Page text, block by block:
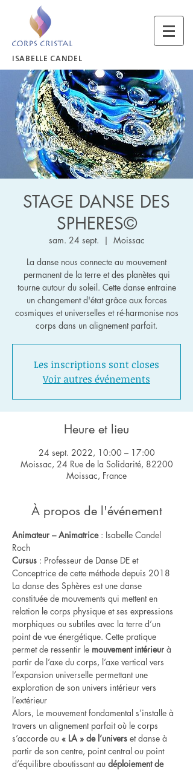
ISABELLE CANDEL
STAGE DANSE DES
SPHERES©
sam. 24 sept.
  |
Moissac
La danse nous connecte au mouvement
permanent de la terre et des planètes qui
tourne autour du soleil. Cette danse entraine
un changement d'état grâce aux forces
cosmiques et universelles et ré-harmonise nos
corps dans un alignement parfait.
Les inscriptions sont closes
Voir autres événements
Heure et lieu
24 sept. 2022, 10:00 – 17:00
Moissac, 24 Rue de la Solidarité, 82200
Moissac, France
À propos de l'événement
Animateur – Animatrice : Isabelle Candel
Roch
Cursus : Professeur de Danse DE et
Conceptrice de cette méthode depuis 2018
La danse des Sphères est une danse
constituée de mouvements qui mettent en
relation le corps physique et ses expressions
morphiques ou subtiles avec la terre d’un
point de vue énergétique. Cette pratique
permet de ressentir le mouvement intérieur à
partir de l’axe du corps, l’axe vertical vers
l’expansion universelle permettant une
exploration de son univers intérieur vers
l’extérieur
Alors, Le mouvement fondamental s’installe à
travers un alignement parfait où le corps
s’accorde au « LA » de l’univers et danse à
partir de son centre, point central ou point
d’équilibre aboutissant au déploiement de